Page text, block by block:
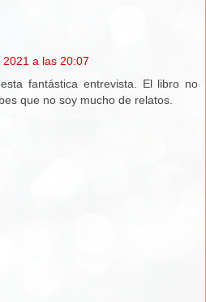
a las 20:07
fantástica entrevista. El libro no
que no soy mucho de relatos.